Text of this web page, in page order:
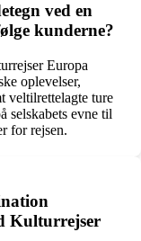
ved en
kunderne?
Europa
oplevelser,
veltilrettelagte ture
selskabets evne til
for rejsen.
Kulturrejser